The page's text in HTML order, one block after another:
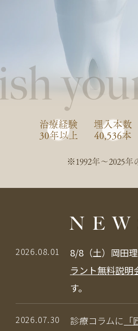
治療経験
30年以上
埋入本数
40,536本
※1992年〜2025年
2026.08.01 8/8（土）岡田
ラント無料説明
す。
2026.07.30 診療コラムに